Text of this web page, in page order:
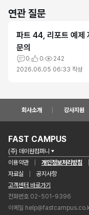
연관 질문
파트 44, 리포트 예제
문의
0 0
242
2026.06.05 06:33 작성
회사소개 강사지원
FAST CAMPUS
(주) 데이원컴퍼니
이용약관
개인정보처리방침
자료실
공지사항
고객센터 바로가기
전화번호 02-501-9396
이메일